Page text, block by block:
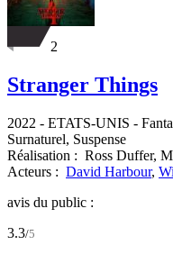
2
Stranger Things
2022 - ETATS-UNIS -
Surnaturel, Suspense
Réalisation : Ross Duffer,
Acteurs : David Harbour,
avis du public :
3.3/5